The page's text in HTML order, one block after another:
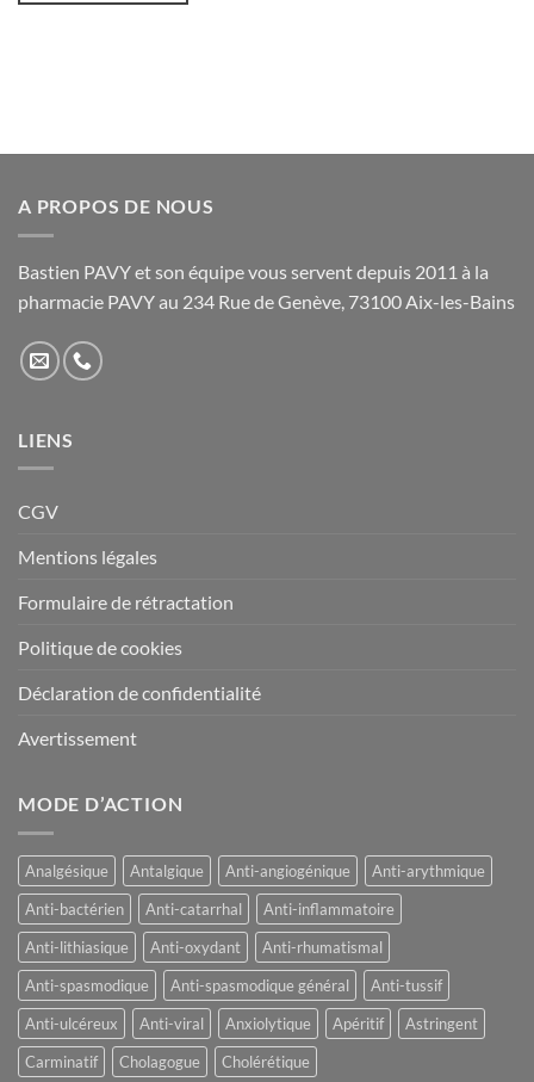
être
du
produit
A PROPOS DE NOUS
Bastien PAVY et son équipe vous servent depuis 2011 à la
pharmacie PAVY au 234 Rue de Genève, 73100 Aix-les-Bains
LIENS
CGV
Mentions légales
Formulaire de rétractation
Politique de cookies
Déclaration de confidentialité
Avertissement
MODE D’ACTION
Analgésique Antalgique Anti-angiogénique
Anti-arythmique
Anti-bactérien
Anti-catarrhal
Anti-inflammatoire
Anti-lithiasique
Anti-oxydant
Anti-rhumatismal
Anti-spasmodique
Anti-spasmodique général
Anti-tussif
Anti-ulcéreux
Anti-viral Anxiolytique Apéritif
Astringent
Carminatif
Cholagogue
Cholérétique